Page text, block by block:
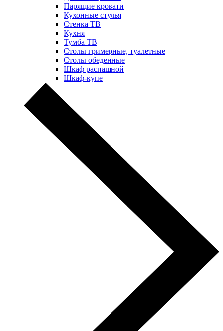
Парящие кровати
Кухонные стулья
Стенка ТВ
Кухня
Тумба ТВ
Столы гримерные, туалетные
Столы обеденные
Шкаф распашной
Шкаф-купе